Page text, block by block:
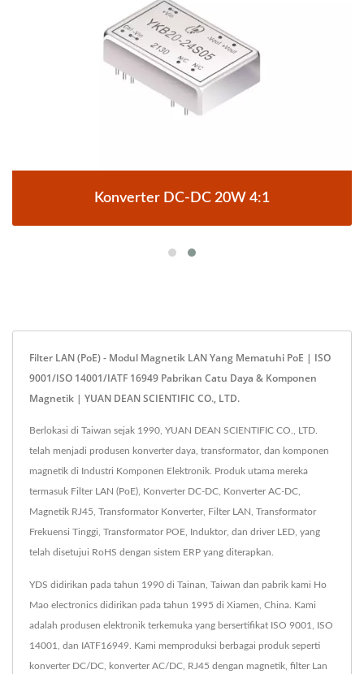
Konverter DC-DC 20W 4:1
Filter LAN (PoE) - Modul Magnetik LAN Yang Mematuhi PoE | ISO
9001/ISO 14001/IATF 16949 Pabrikan Catu Daya & Komponen
Magnetik | YUAN DEAN SCIENTIFIC CO., LTD.
Berlokasi di Taiwan sejak 1990, YUAN DEAN SCIENTIFIC CO., LTD.
telah menjadi produsen konverter daya, transformator, dan komponen
magnetik di Industri Komponen Elektronik. Produk utama mereka
termasuk Filter LAN (PoE), Konverter DC-DC, Konverter AC-DC,
Magnetik RJ45, Transformator Konverter, Filter LAN, Transformator
Frekuensi Tinggi, Transformator POE, Induktor, dan driver LED, yang
telah disetujui RoHS dengan sistem ERP yang diterapkan.
YDS didirikan pada tahun 1990 di Tainan, Taiwan dan pabrik kami Ho
Mao electronics didirikan pada tahun 1995 di Xiamen, China. Kami
adalah produsen elektronik terkemuka yang bersertifikat ISO 9001, ISO
14001, dan IATF16949. Kami memproduksi berbagai produk seperti
konverter DC/DC, konverter AC/DC, RJ45 dengan magnetik, filter Lan